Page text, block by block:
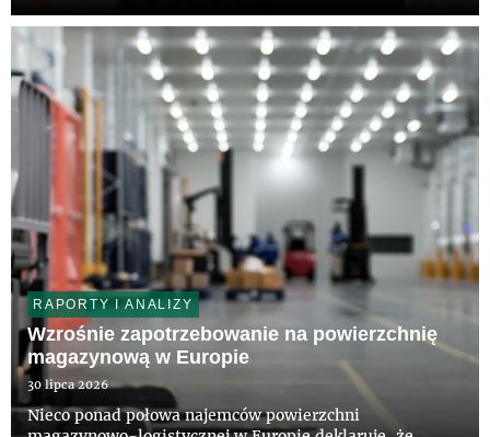
12 proc. deklaruje zainteresowanie tym modelem –
wynika z najnowszego...
RAPORTY I ANALIZY
Wzrośnie zapotrzebowanie na powierzchnię
magazynową w Europie
30 lipca 2026
Nieco ponad połowa najemców powierzchni